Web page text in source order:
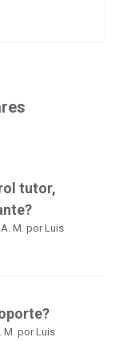
tutor,
M. por Luis